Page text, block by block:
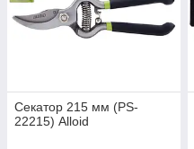
Секатор 215 мм (PS-
22215) Alloid